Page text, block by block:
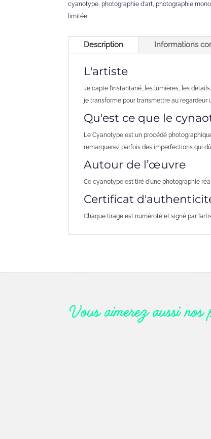
cyanotype, photographie d'art, photographie
limitée
Description Informations
L'artiste
Je capte l’instantané, les lumières, les
je transforme pour transmettre au regardeur
Qu'est ce que le
Le Cyanotype est un procédé
remarquerez parfois des imperfections qui
Autour de l’œuvre
Ce cyanotype est tiré d'une photographie
Certificat
Chaque tirage est numéroté et signé par
Vous aimerez aussi nos